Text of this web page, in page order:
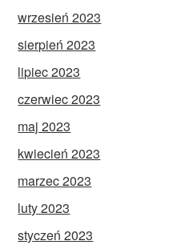
wrzesień 2023
sierpień 2023
lipiec 2023
czerwiec 2023
maj 2023
kwiecień 2023
marzec 2023
luty 2023
styczeń 2023